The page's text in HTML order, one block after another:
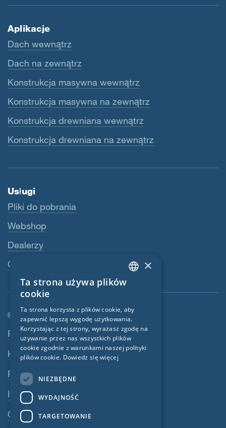
Aplikacje
Dach wewnątrz
Dach na zewnątrz
Konstrukcja masywna wewnątrz
Konstrukcja masywna na zewnątrz
Konstrukcja drewniana wewnątrz
Konstrukcja drewniana na zewnątrz
Usługi
Pliki do pobrania
Webshop
Dealerzy
Osoba kontaktowa
© SIGA 2026
Nawigacja w stopce
Praca
Kontakt
Polityka prywatności
Impressum
OWU
ENGLISH
FRENCH
CZECH
ITALIAN
×
Ta strona używa plików
cookie
Ta strona korzysta z plików cookie, aby
zapewnić lepszą wygodę użytkowania.
Korzystając z tej strony, wyrażasz zgodę na
używanie przez nas wszystkich plików
cookie zgodnie z warunkami naszej polityki
plików cookie. Dowiedz się więcej
NIEZBĘDNE
WYDAJNOŚĆ
TARGETOWANIE